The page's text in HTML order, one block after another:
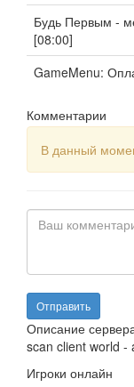
Будь Первым -
[08:00]
GameMenu:
Комментарии
В данный
Описание
scan client world -
Игроки онлайн